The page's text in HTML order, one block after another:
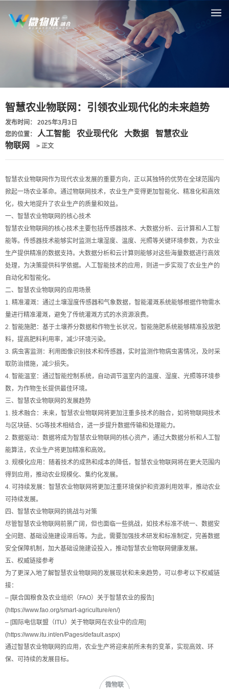
智慧农业物联网：引领农业现代化的未来趋势
发布时间： 2025年3月3日
您的位置：
人工智能 农业现代化 大数据
智慧农业
物联网
> 正文
智慧农业物联网作为现代农业发展的重要方向，正以其独特的优势在全球范围内
掀起一场农业革命。通过物联网技术，农业生产变得更加智能化、精准化和高效
化，极大地提升了农业生产的质量和效益。
一、智慧农业物联网的核心技术
智慧农业物联网的核心技术主要包括传感器技术、大数据分析、云计算和人工智
能等。传感器技术能够实时监测土壤湿度、温度、光照等关键环境参数，为农业
生产提供精准的数据支持。大数据分析和云计算则能够对这些海量数据进行高效
处理，为决策提供科学依据。人工智能技术的应用，则进一步实现了农业生产的
自动化和智能化。
二、智慧农业物联网的应用场景
1. 精准灌溉：通过土壤湿度传感器和气象数据，智能灌溉系统能够根据作物需水
量进行精准灌溉，避免了传统灌溉方式的水资源浪费。
2. 智能施肥：基于土壤养分数据和作物生长状况，智能施肥系统能够精准投放肥
料，提高肥料利用率，减少环境污染。
3. 病虫害监测：利用图像识别技术和传感器，实时监测作物病虫害情况，及时采
取防治措施，减少损失。
4. 智能温室：通过智能控制系统，自动调节温室内的温度、湿度、光照等环境参
数，为作物生长提供最佳环境。
三、智慧农业物联网的发展趋势
1. 技术融合：未来，智慧农业物联网将更加注重多技术的融合，如将物联网技术
与区块链、5G等技术相结合，进一步提升数据传输和处理能力。
2. 数据驱动：数据将成为智慧农业物联网的核心资产，通过大数据分析和人工智
能算法，农业生产将更加精准和高效。
3. 规模化应用：随着技术的成熟和成本的降低，智慧农业物联网将在更大范围内
得到应用，推动农业规模化、集约化发展。
4. 可持续发展：智慧农业物联网将更加注重环境保护和资源利用效率，推动农业
可持续发展。
四、智慧农业物联网的挑战与对策
尽管智慧农业物联网前景广阔，但也面临一些挑战，如技术标准不统一、数据安
全问题、基础设施建设滞后等。为此，需要加强技术研发和标准制定，完善数据
安全保障机制，加大基础设施建设投入，推动智慧农业物联网健康发展。
五、权威链接参考
为了更深入地了解智慧农业物联网的发展现状和未来趋势，可以参考以下权威链
接：
– [联合国粮食及农业组织（FAO）关于智慧农业的报告]
(https://www.fao.org/smart-agriculture/en/)
– [国际电信联盟（ITU）关于物联网在农业中的应用]
(https://www.itu.int/en/Pages/default.aspx)
通过智慧农业物联网的应用，农业生产将迎来前所未有的变革，实现高效、环
保、可持续的发展目标。
微物联